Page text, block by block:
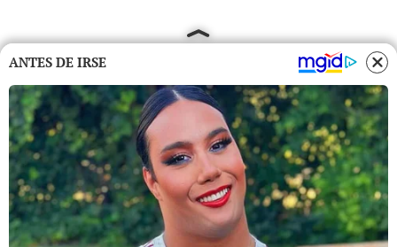
ANTES DE IRSE